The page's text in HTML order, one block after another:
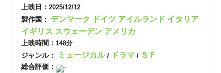
上映日：2025/12/12
製作国： デンマーク ドイツ アイルランド イタリア
イギリス スウェーデン アメリカ
上映時間： 148分
ジャンル： ミュージカル/ ドラマ/ ＳＦ
総合評価： -